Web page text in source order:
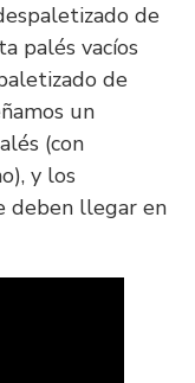
de
palés vacíos
de
un
(con
y los
deben llegar en